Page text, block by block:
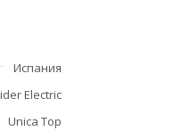
Испания
Electric
Unica Top